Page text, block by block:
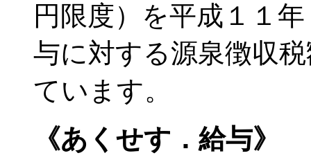
円限度）を平成１１
与に対する源泉徴収
ています。
《あくせす．給与》